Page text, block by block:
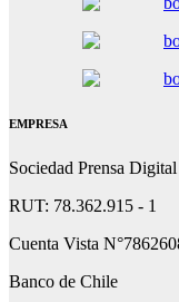
EMPRESA
Sociedad Prensa
RUT: 78.362.915 - 1
Cuenta Vista
Banco de Chile